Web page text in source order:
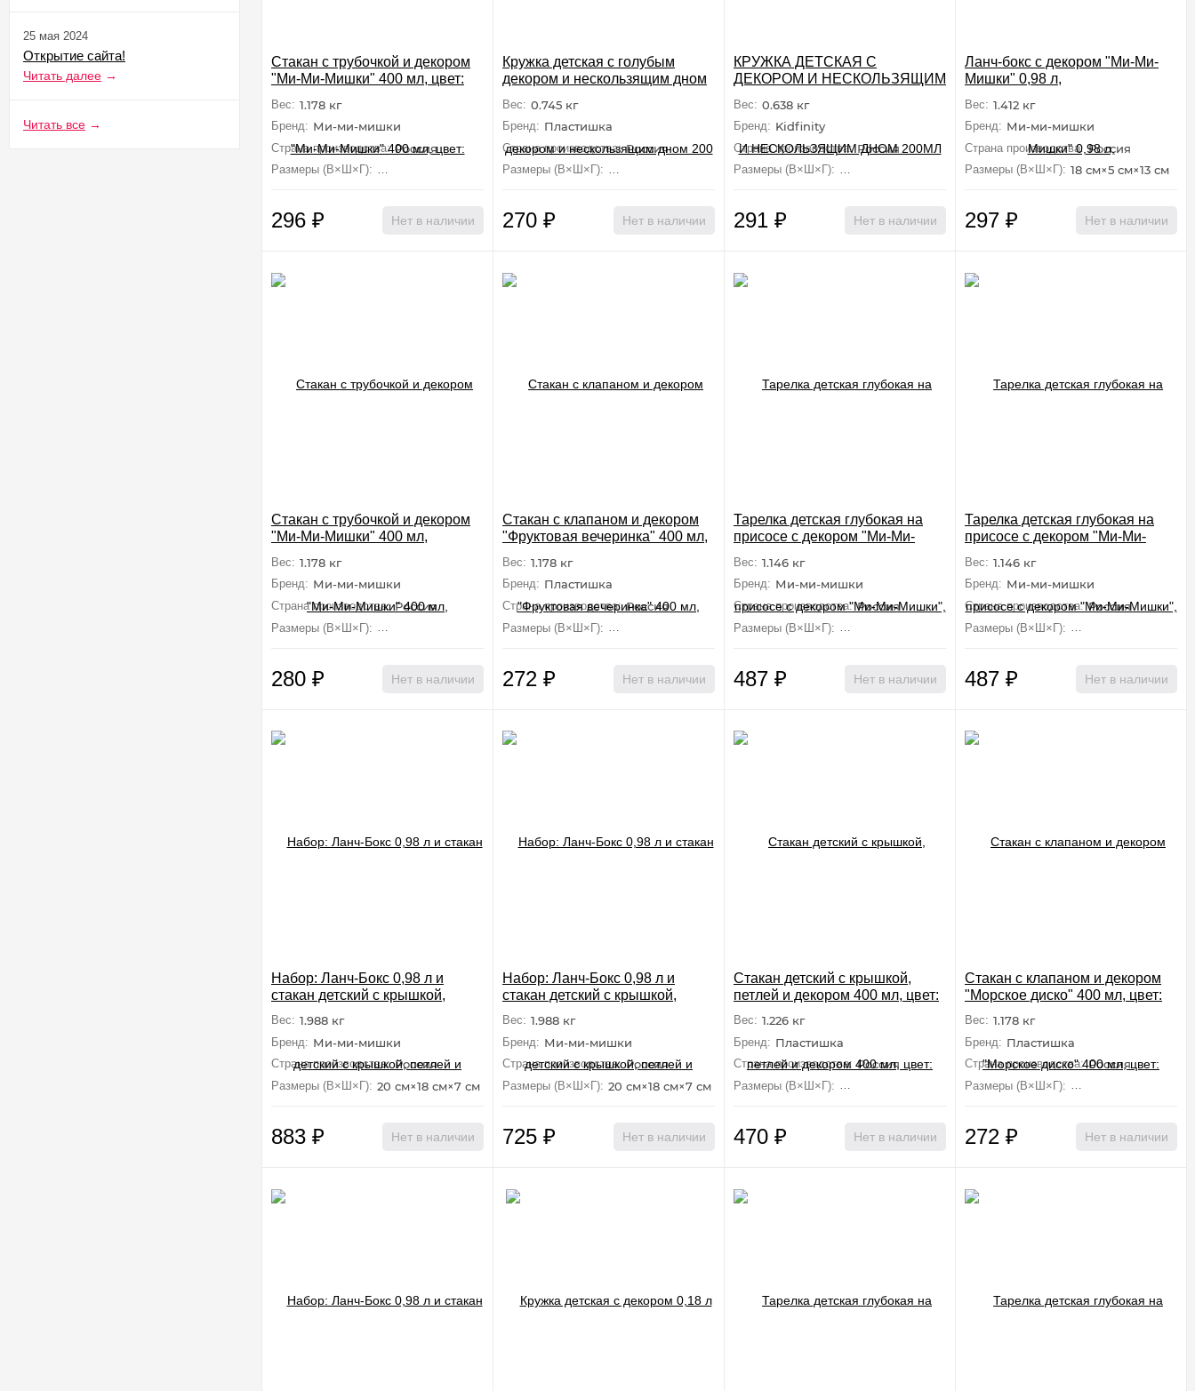
25 мая 2024
Открытие сайта!
Читать далее →
Читать все →
Стакан с трубочкой и декором
"Ми-Ми-Мишки" 400 мл, цвет:
Вес: 1.178 кг
Бренд: Ми-ми-мишки
Страна производства: Россия
Размеры (В×Ш×Г): 8.7 см×15 см×8.2 см
296 ₽ Нет в наличии
Кружка детская с голубым
декором и нескользящим дном
Вес: 0.745 кг
Бренд: Пластишка
Страна производства: Россия
Размеры (В×Ш×Г): 7.2 см×7.6 см×9.8 см
270 ₽ Нет в наличии
КРУЖКА ДЕТСКАЯ С
ДЕКОРОМ И НЕСКОЛЬЗЯЩИМ
Вес: 0.638 кг
Бренд: Kidfinity
Страна производства: Россия
Размеры (В×Ш×Г): 7.2 см×7.6 см×9.8 см
291 ₽ Нет в наличии
Ланч-бокс с декором "Ми-Ми-
Мишки" 0,98 л,
Вес: 1.412 кг
Бренд: Ми-ми-мишки
Страна производства: Россия
Размеры (В×Ш×Г): 18 см×5 см×13 см
297 ₽ Нет в наличии
Стакан с трубочкой и декором
"Ми-Ми-Мишки" 400 мл,
Вес: 1.178 кг
Бренд: Ми-ми-мишки
Страна производства: Россия
Размеры (В×Ш×Г): 8.7 см×15 см×8.2 см
280 ₽ Нет в наличии
Стакан с клапаном и декором
"Фруктовая вечеринка" 400 мл,
Вес: 1.178 кг
Бренд: Пластишка
Страна производства: Россия
Размеры (В×Ш×Г): 8.7 см×15 см×8.2 см
272 ₽ Нет в наличии
Тарелка детская глубокая на
присосе с декором "Ми-Ми-
Вес: 1.146 кг
Бренд: Ми-ми-мишки
Страна производства: Россия
Размеры (В×Ш×Г): 18 см×5.2 см×18 см
487 ₽ Нет в наличии
Тарелка детская глубокая на
присосе с декором "Ми-Ми-
Вес: 1.146 кг
Бренд: Ми-ми-мишки
Страна производства: Россия
Размеры (В×Ш×Г): 18 см×5.2 см×18 см
487 ₽ Нет в наличии
Набор: Ланч-Бокс 0,98 л и
стакан детский с крышкой,
петлей и декором "Ми-Ми-
Мишки"
Вес: 1.988 кг
Бренд: Ми-ми-мишки
Страна производства: Россия
Размеры (В×Ш×Г): 20 см×18 см×7 см
883 ₽ Нет в наличии
Набор: Ланч-Бокс 0,98 л и
стакан детский с крышкой,
петлей и декором "Ми-Ми-
Мишки"
Вес: 1.988 кг
Бренд: Ми-ми-мишки
Страна производства: Россия
Размеры (В×Ш×Г): 20 см×18 см×7 см
725 ₽ Нет в наличии
Стакан детский с крышкой,
петлей и декором 400 мл, цвет:
зеленый
Вес: 1.226 кг
Бренд: Пластишка
Страна производства: Россия
Размеры (В×Ш×Г): 7.9 см×16.8 см×7.2 см
470 ₽ Нет в наличии
Стакан с клапаном и декором
"Морское диско" 400 мл, цвет:
сиреневый
Вес: 1.178 кг
Бренд: Пластишка
Страна производства: Россия
Размеры (В×Ш×Г): 8.7 см×15 см×8.2 см
272 ₽ Нет в наличии